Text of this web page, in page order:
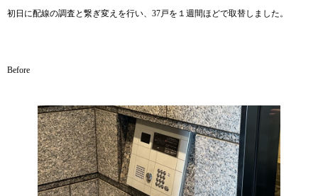
初日に配線の調査と繋ぎ変えを行い、37戸を１週間ほどで取替しました。
Before